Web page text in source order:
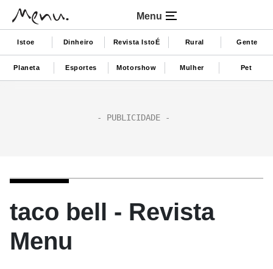
Menu
Istoe Dinheiro Revista IstoÉ Rural Gente
Planeta Esportes Motorshow Mulher Pet
taco bell - Revista
Menu